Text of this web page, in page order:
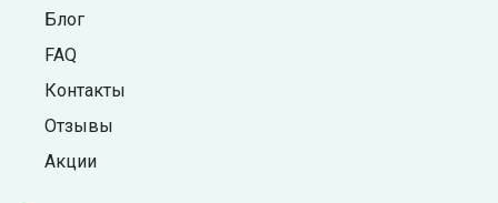
Блог
FAQ
Контакты
Отзывы
Акции